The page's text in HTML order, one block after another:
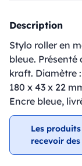
Description
Stylo roller en
bleue.
kraft. Diamètre
180 x 43 x 22
Encre bleue,
Les
recevoir